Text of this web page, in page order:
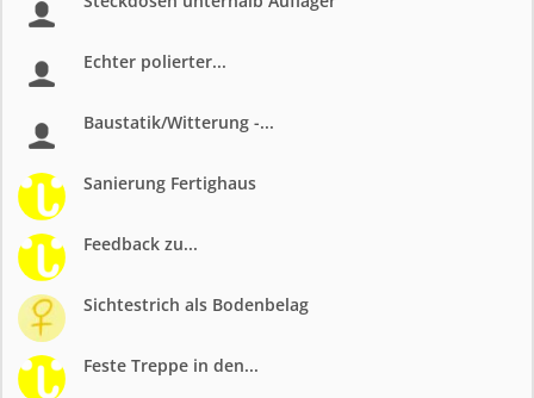
Echter polierter...
Baustatik/Witterung -...
Sanierung Fertighaus
Feedback zu...
Sichtestrich als Bodenbelag
Feste Treppe in den...